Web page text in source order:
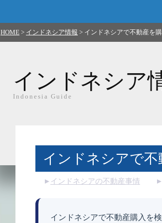
HOME > インドネシア情報 > インドネシアで不動産を
インドネシア
Indonesia Guide
インドネシアで
インドネシアの不動産事情
インドネシアで不動産購入を